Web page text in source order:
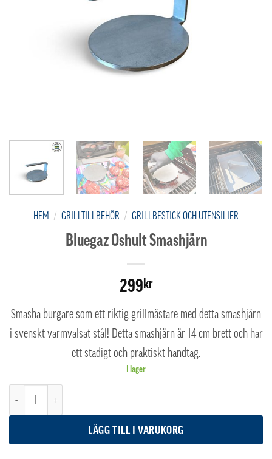
HEM / GRILLTILLBEHÖR / GRILLBESTICK OCH UTENSILIER
Bluegaz Oshult Smashjärn
299kr
Smasha burgare som ett riktig grillmästare med detta smashjärn
i svenskt varmvalsat stål! Detta smashjärn är 14 cm brett och har
ett stadigt och praktiskt handtag.
I lager
Bluegaz Oshult Smashjärn mängd
LÄGG TILL I VARUKORG